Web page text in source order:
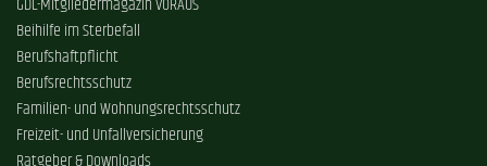
GDL-Mitgliedermagazin VORAUS
Beihilfe im Sterbefall
Berufshaftpflicht
Berufsrechtsschutz
Familien- und Wohnungsrechtsschutz
Freizeit- und Unfallversicherung